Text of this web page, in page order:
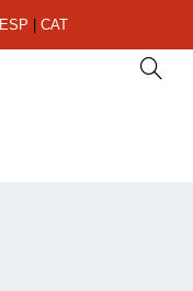
ESP CAT